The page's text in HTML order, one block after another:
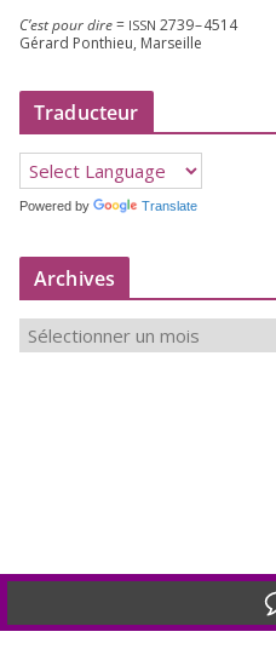
C’est pour dire= ISSN 2739–4514
Gérard Ponthieu, Marseille
Traducteur
Powered by Translate
Archives